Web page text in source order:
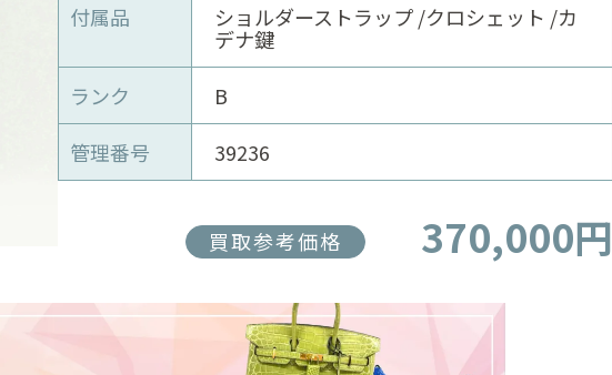
付属品
ショルダーストラップ /クロシェット /カ
デナ鍵
ランク
B
管理番号
39236
買取参考価格 370,000円